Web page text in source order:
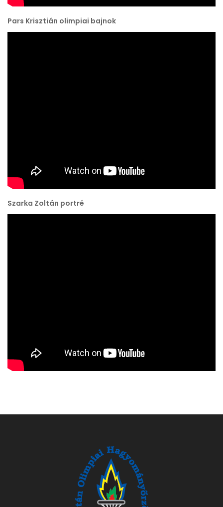
Pars Krisztián olimpiai bajnok
Szarka Zoltán portré